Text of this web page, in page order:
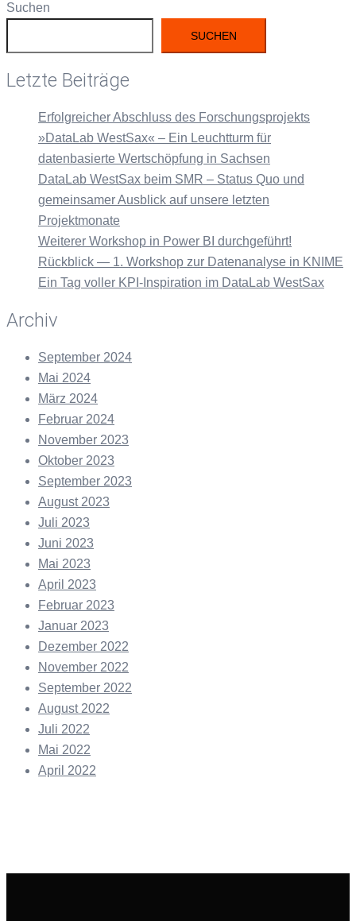
Suchen
SUCHEN
Letzte Beiträge
Erfolgreicher Abschluss des Forschungsprojekts
»DataLab WestSax« – Ein Leuchtturm für
datenbasierte Wertschöpfung in Sachsen
DataLab WestSax beim SMR – Status Quo und
gemeinsamer Ausblick auf unsere letzten
Projektmonate
Weiterer Workshop in Power BI durchgeführt!
Rückblick — 1. Workshop zur Datenanalyse in KNIME
Ein Tag voller KPI-Inspiration im DataLab WestSax
Archiv
September 2024
Mai 2024
März 2024
Februar 2024
November 2023
Oktober 2023
September 2023
August 2023
Juli 2023
Juni 2023
Mai 2023
April 2023
Februar 2023
Januar 2023
Dezember 2022
November 2022
September 2022
August 2022
Juli 2022
Mai 2022
April 2022